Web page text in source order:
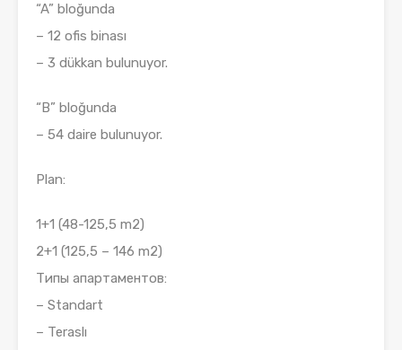
“A” bloğunda
– 12 ofis binası
– 3 dükkan bulunuyor.
“B” bloğunda
– 54 daire bulunuyor.
Plan:
1+1 (48-125,5 m2)
2+1 (125,5 – 146 m2)
Типы апартаментов:
– Standart
– Teraslı